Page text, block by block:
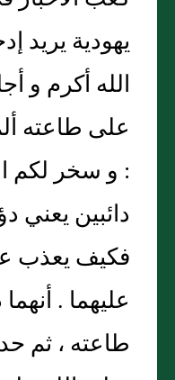
يهودية يريد
الله أكرم و
على طاعته
: و سخر لكم
دائبين يعني
فكيف يعذب
عليهما .
طاعته ، ثم